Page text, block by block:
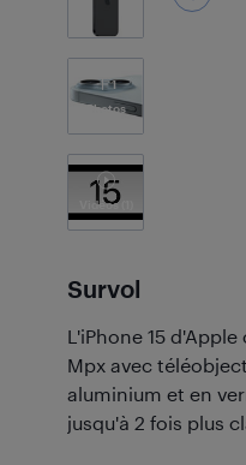
1
Photos
Vidéos
Survol
L'iPhone 15
Mpx avec
aluminium et en
jusqu'à 2 fois plus